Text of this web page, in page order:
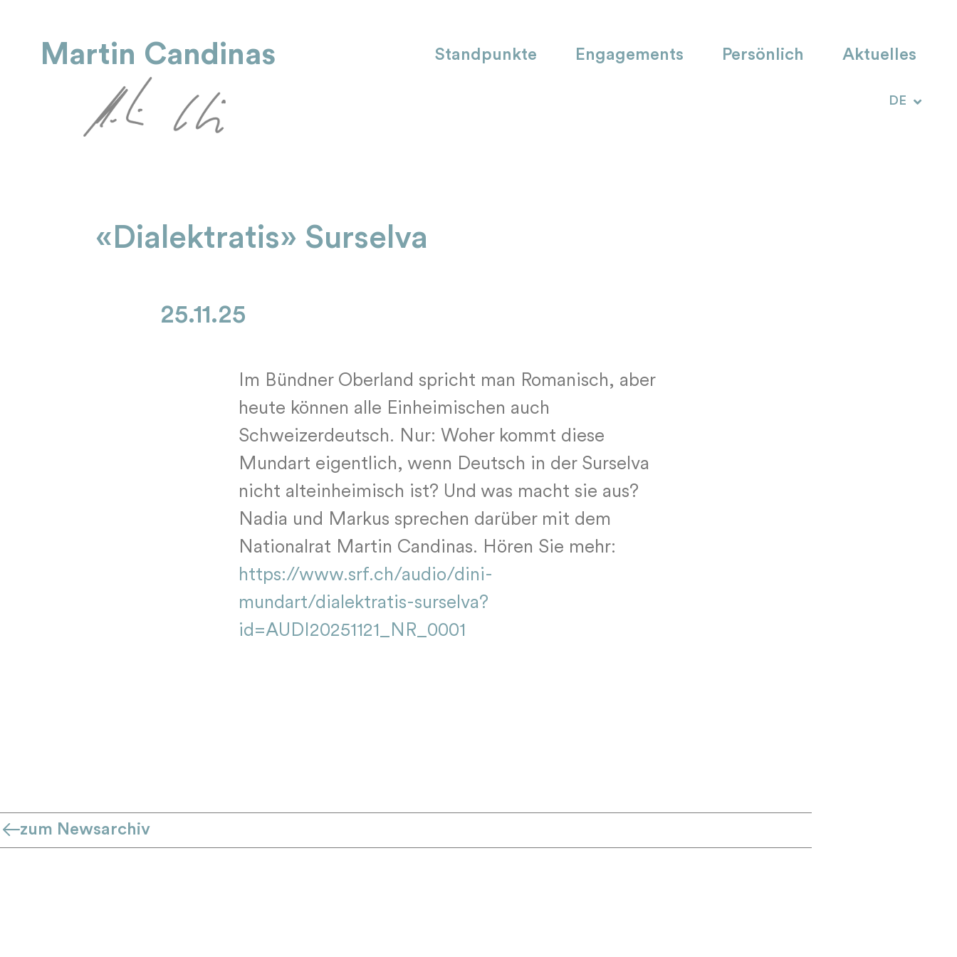
Martin Candinas Standpunkte Engagements Persönlich Aktuelles
DE
RM
«Dialektratis» Surselva
25.11.25
Im Bündner Oberland spricht man Romanisch, aber
heute können alle Einheimischen auch
Schweizerdeutsch. Nur: Woher kommt diese
Mundart eigentlich, wenn Deutsch in der Surselva
nicht alteinheimisch ist? Und was macht sie aus?
Nadia und Markus sprechen darüber mit dem
Nationalrat Martin Candinas. Hören Sie mehr:
https://www.srf.ch/audio/dini-
mundart/dialektratis-surselva?
id=AUDI20251121_NR_0001
zum Newsarchiv